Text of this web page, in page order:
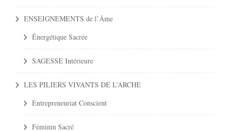
ENSEIGNEMENTS de l’Âme
Énergétique Sacrée
SAGESSE Intérieure
LES PILIERS VIVANTS DE L’ARCHE
Entrepreneuriat Conscient
Féminin Sacré